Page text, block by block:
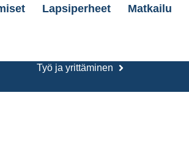
Lapsiperheet Matkailu
Työ ja yrittäminen